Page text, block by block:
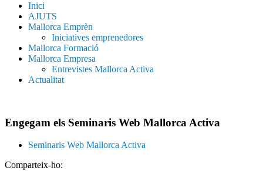
Inici
AJUTS
Mallorca Emprèn
Iniciatives emprenedores
Mallorca Formació
Mallorca Empresa
Entrevistes Mallorca Activa
Actualitat
Engegam els Seminaris Web Mallorca Activa
Seminaris Web Mallorca Activa
Comparteix-ho: